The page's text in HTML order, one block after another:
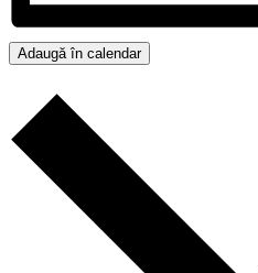
Adaugă în calendar